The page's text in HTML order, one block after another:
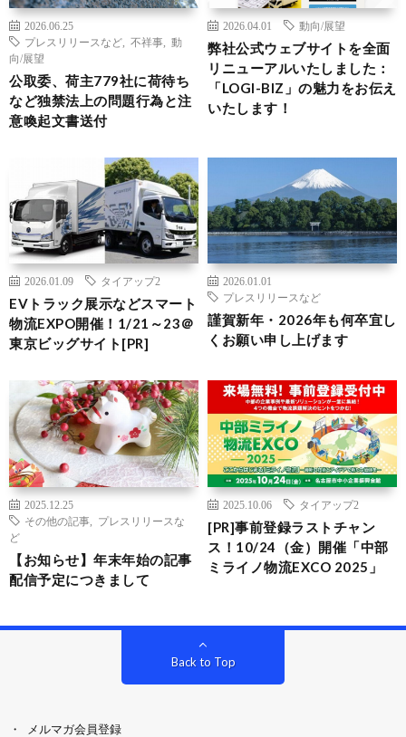
2026.06.25
プレスリリースなど
不祥事
動
向/展望
公取委、荷主779社に荷待ち
など独禁法上の問題行為と注
意喚起文書送付
2026.04.01 動向/展望
弊社公式ウェブサイトを全面
リニューアルいたしました：
「LOGI-BIZ」の魅力をお伝え
いたします！
2026.01.09 タイアップ2
EVトラック展示などスマート
物流EXPO開催！1/21～23＠
東京ビッグサイト[PR]
2026.01.01
プレスリリースなど
謹賀新年・2026年も何卒宜し
くお願い申し上げます
2025.12.25
その他の記事
プレスリリースな
ど
【お知らせ】年末年始の記事
配信予定につきまして
2025.10.06 タイアップ2
[PR]事前登録ラストチャン
ス！10/24（金）開催「中部
ミライノ物流EXCO 2025」
Back to Top
メルマガ会員登録